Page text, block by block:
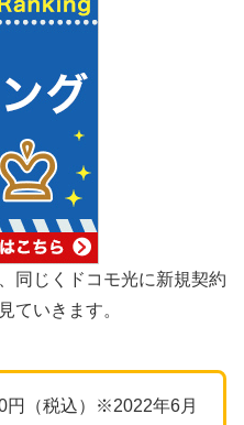
同じくドコモ光に新規契約
ていきます。
円（税込）※2022年6月